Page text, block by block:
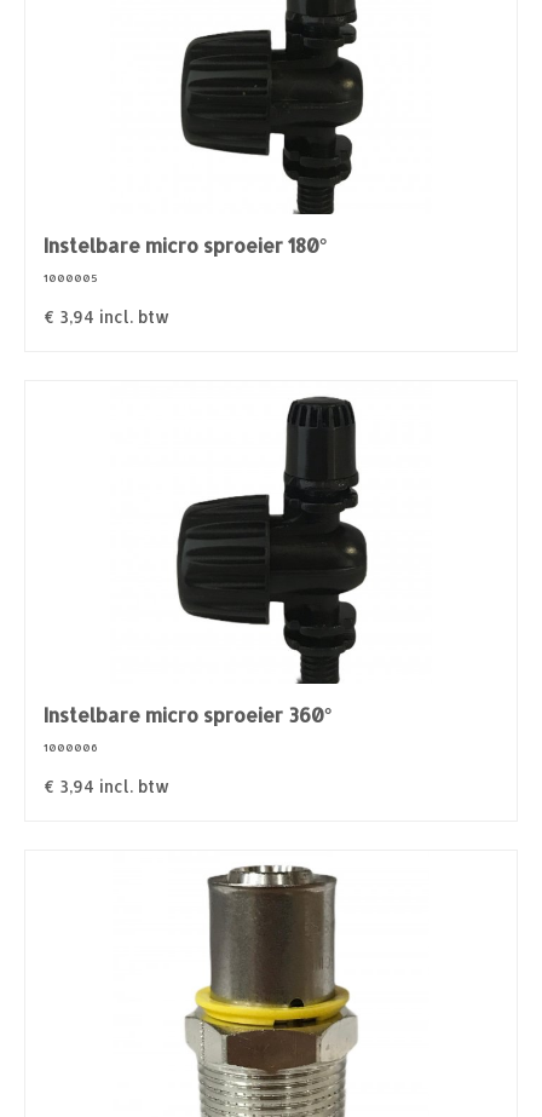
Instelbare micro sproeier 180°
1000005
€ 3,94 incl. btw
Instelbare micro sproeier 360°
1000006
€ 3,94 incl. btw